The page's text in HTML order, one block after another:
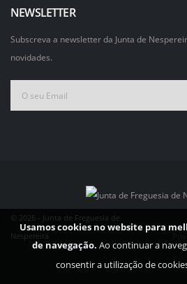
NEWSLETTER
Subscreva a newsletter da Junta de
novidades.
© 2026 - Junta de Freguesia de
Nespereira
Usamos cookies no website para
de navegação. Ao continuar a
consentir a utilização de